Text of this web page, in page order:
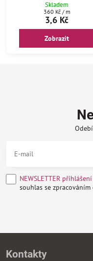
Skladem
3,6 Kč
360 Kč / m
Zobrazit
NEWSLETTER
souhlas se
Kontakty